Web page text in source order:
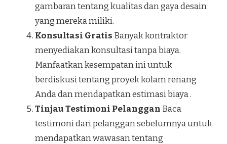
gambaran tentang kualitas dan gaya desain
yang mereka miliki.
Konsultasi Gratis Banyak kontraktor
menyediakan konsultasi tanpa biaya.
Manfaatkan kesempatan ini untuk
berdiskusi tentang proyek kolam renang
Anda dan mendapatkan estimasi biaya .
Tinjau Testimoni Pelanggan Baca
testimoni dari pelanggan sebelumnya untuk
mendapatkan wawasan tentang